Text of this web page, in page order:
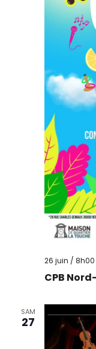
CPB
26 juin / 8h00
SAM
27